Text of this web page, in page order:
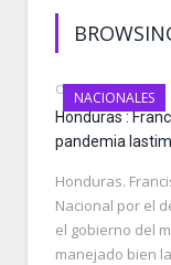
NACIONALES
OCTOBER 19, 2020
Honduras :
pandemia
Honduras.
Nacional por el
el gobierno del
manejado bien